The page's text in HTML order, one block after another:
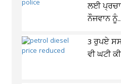
ਲਈ
ਨੌਜਵਾਨ ਨੂੰ...
3 ਰੁਪਏ
ਵੀ ਘਟੀ